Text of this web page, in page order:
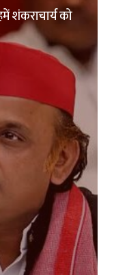
शंकराचार्य को